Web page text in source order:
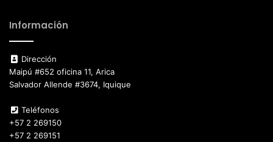
Información
Dirección
Maipú #652 oficina 11, Arica
Salvador Allende #3674, Iquique
Teléfonos
+57 2 269150
+57 2 269151